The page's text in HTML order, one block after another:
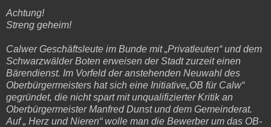
Achtung!
Streng geheim!
Calwer Geschäftsleute im Bunde mit „Privatleuten“ und dem
Schwarzwälder Boten erweisen der Stadt zurzeit einen
Bärendienst. Im Vorfeld der anstehenden Neuwahl des
Oberbürgermeisters hat sich eine Initiative„OB für Calw“
gegründet, die nicht spart mit unqualifizierter Kritik an
Oberbürgermeister Manfred Dunst und dem Gemeinderat.
Auf „ Herz und Nieren“ wolle man die Bewerber um das OB-